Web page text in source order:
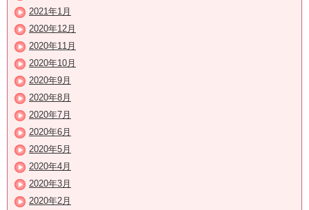
2021年1月
2020年12月
2020年11月
2020年10月
2020年9月
2020年8月
2020年7月
2020年6月
2020年5月
2020年4月
2020年3月
2020年2月